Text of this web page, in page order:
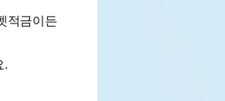
적금이든
.